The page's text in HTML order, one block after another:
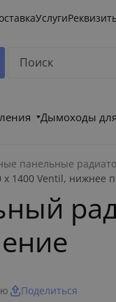
Услуги
Дымоходы
панельные
x 1400 Ventil, нижнее
Поделиться